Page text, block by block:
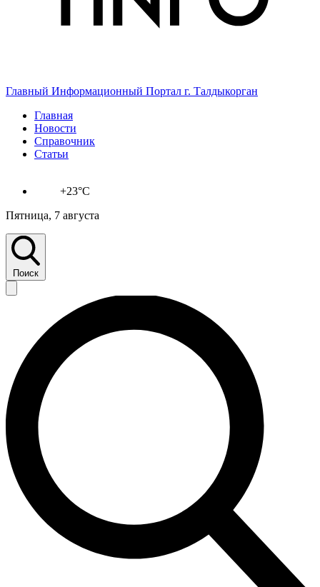
Главный Информационный Портал г. Талдыкорган
Главная
Новости
Справочник
Статьи
+23°C
Пятница, 7 августа
Поиск